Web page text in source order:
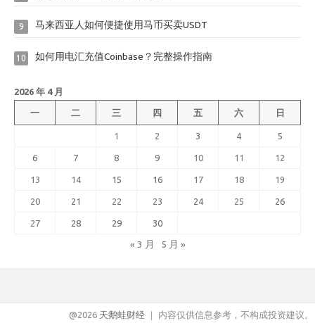
9 马来西亚人如何便捷使用马币买卖USDT
10 如何用电汇充值Coinbase？完整操作指南
2026 年 4 月
一 二 三 四 五 六 日
1 2 3 4 5
6 7 8 9 10 11 12
13 14 15 16 17 18 19
20 21 22 23 24 25 26
27 28 29 30
« 3 月 5 月 »
@2026 天鹅蛙财经 ｜ 内容仅供信息参考，不构成投资建议。